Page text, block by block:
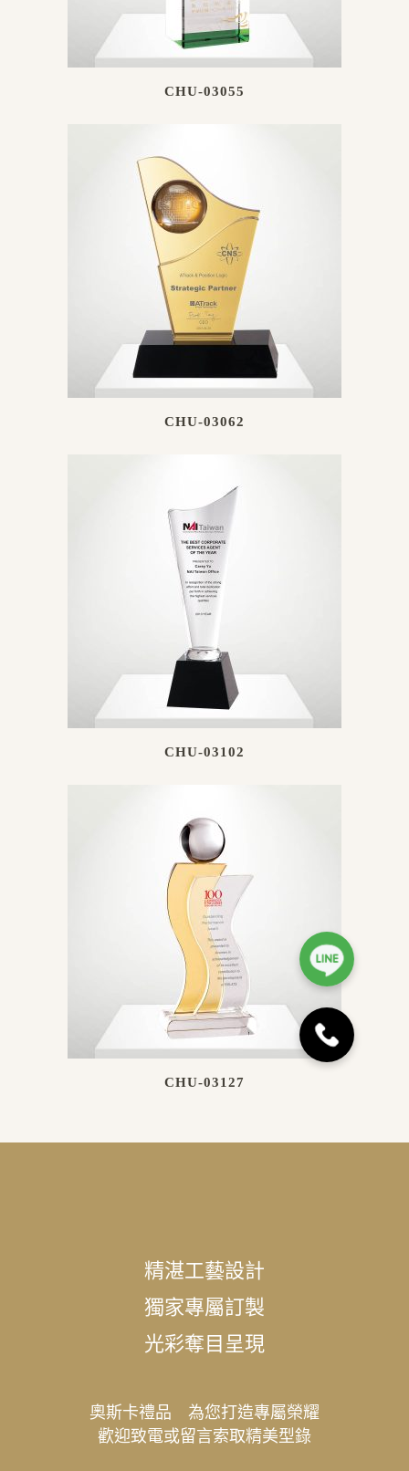
CHU-03055
CHU-03062
CHU-03102
CHU-03127
精湛工藝設計
獨家專屬訂製
光彩奪目呈現
奧斯卡禮品 為您打造專屬榮耀
歡迎致電或留言索取精美型錄